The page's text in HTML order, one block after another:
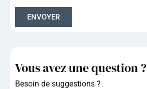
Vous avez une question ?
Besoin de suggestions ?
ENVOYER